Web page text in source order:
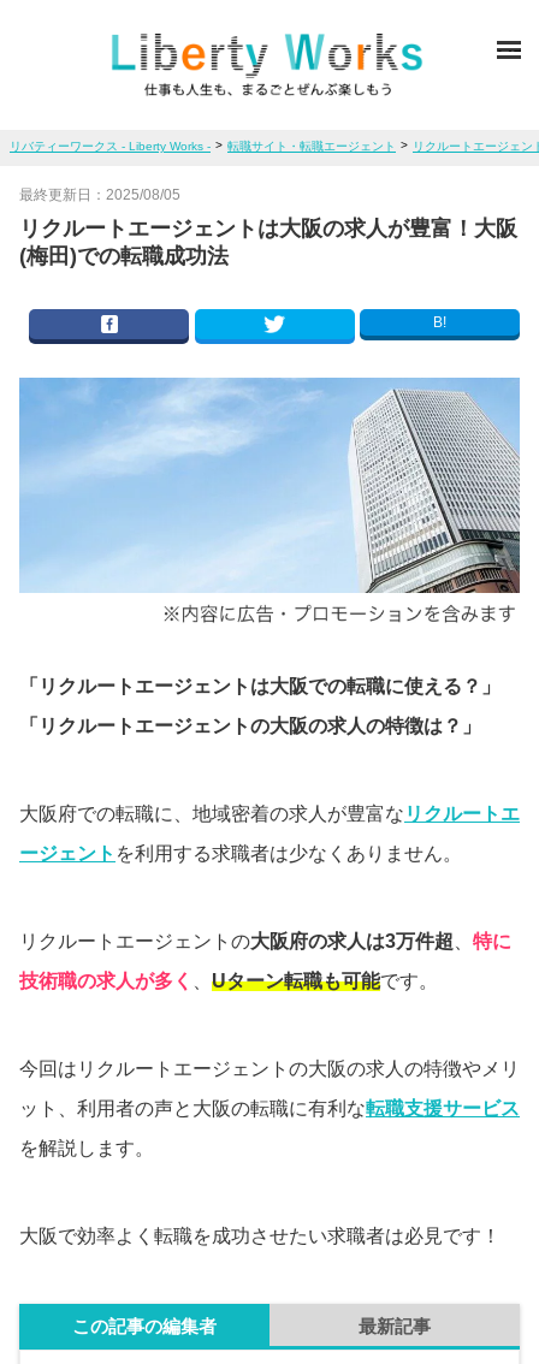
リバティーワークス - Liberty Works - > 転職サイト・転職エージェント > リクルートエージェン
最終更新日： 2025/08/05
リクルートエージェントは大阪の求人が豊富！大阪
(梅田)での転職成功法
B!
「リクルートエージェントは大阪での転職に使える？」
「リクルートエージェントの大阪の求人の特徴は？」
大阪府での転職に、地域密着の求人が豊富な リクルートエ
ージェント を利用する求職者は少なくありません。
リクルートエージェントの大阪府の求人は3万件超
特に
技術職の求人が多く
Uターン転職も可能です。
今回はリクルートエージェントの大阪の求人の特徴やメリ
ット、利用者の声と大阪の転職に有利な転職支援サービス
を解説します。
大阪で効率よく転職を成功させたい求職者は必見です！
この記事の編集者 最新記事